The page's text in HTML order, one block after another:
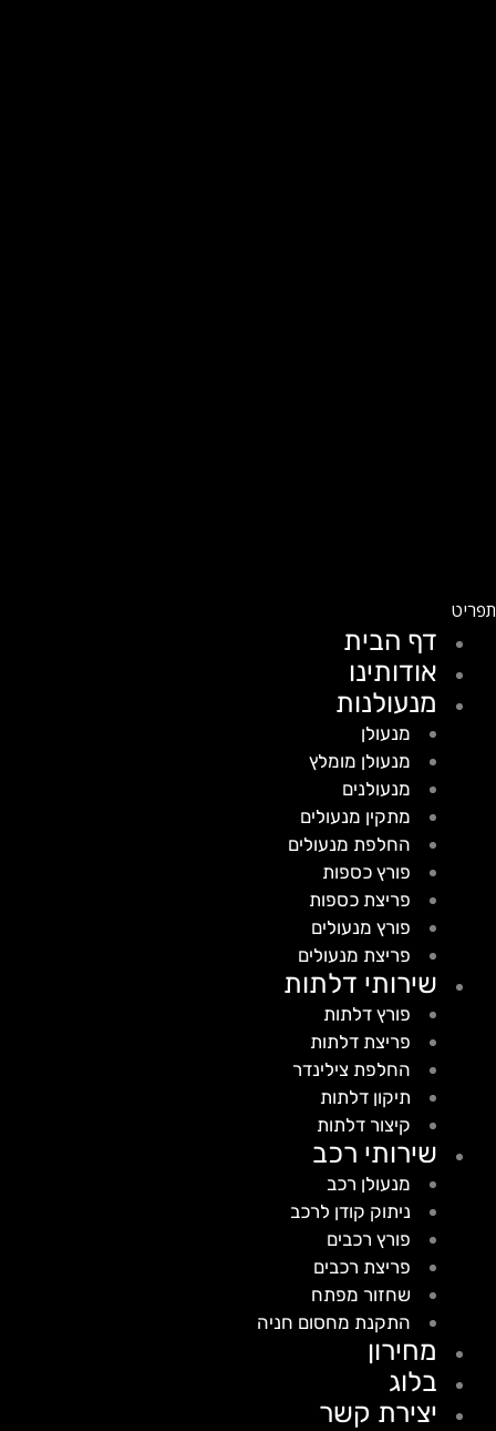
דף הבית
אודותינו
מנעולנות
מנעולן
מנעולן מומלץ
מנעולנים
מתקין מנעולים
החלפת מנעולים
פורץ כספות
פריצת כספות
פורץ מנעולים
פריצת מנעולים
שירותי דלתות
פורץ דלתות
פריצת דלתות
החלפת צילינדר
תיקון דלתות
קיצור דלתות
שירותי רכב
מנעולן רכב
ניתוק קודן לרכב
פורץ רכבים
פריצת רכבים
שחזור מפתח
התקנת מחסום חניה
מחירון
בלוג
יצירת קשר